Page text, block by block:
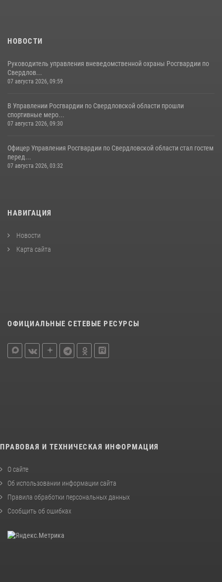
НОВОСТИ
Руководитель управления вневедомственной охраны Росгвардии по
Свердлов...
07 августа 2026, 09:59
В Управлении Росгвардии по Свердловской области прошли
спортивные меро...
07 августа 2026, 09:30
Офицер Управления Росгвардии по Свердловской области стал гостем
перед...
07 августа 2026, 03:32
НАВИГАЦИЯ
Новости
Карта сайта
ОФИЦИАЛЬНЫЕ СЕТЕВЫЕ РЕСУРСЫ
ПРАВОВАЯ И ТЕХНИЧЕСКАЯ ИНФОРМАЦИЯ
О сайте
Об использовании информации сайта
Правила обработки персональных данных
Сообщить об ошибках